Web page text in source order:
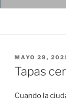
PUBLICADO
EL
MAYO 29,
Tapas
Cuando la